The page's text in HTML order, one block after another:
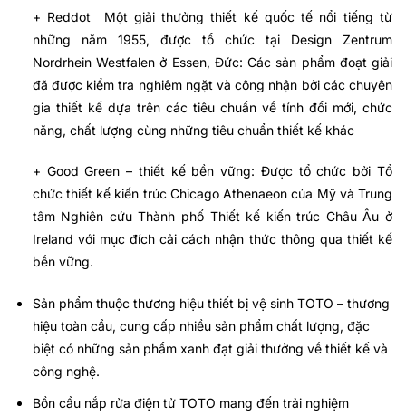
+ Reddot Một giải thưởng thiết kế quốc tế nổi tiếng từ
những năm 1955, được tổ chức tại Design Zentrum
Nordrhein Westfalen ở Essen, Đức: Các sản phẩm đoạt giải
đã được kiểm tra nghiêm ngặt và công nhận bởi các chuyên
gia thiết kế dựa trên các tiêu chuẩn về tính đổi mới, chức
năng, chất lượng cùng những tiêu chuẩn thiết kế khác
+ Good Green – thiết kế bền vững: Được tổ chức bởi Tổ
chức thiết kế kiến trúc Chicago Athenaeon của Mỹ và Trung
tâm Nghiên cứu Thành phố Thiết kế kiến trúc Châu Âu ở
Ireland với mục đích cải cách nhận thức thông qua thiết kế
bền vững.
Sản phẩm thuộc thương hiệu thiết bị vệ sinh TOTO – thương
hiệu toàn cầu, cung cấp nhiều sản phẩm chất lượng, đặc
biệt có những sản phẩm xanh đạt giải thưởng về thiết kế và
công nghệ.
Bồn cầu nắp rửa điện tử TOTO mang đến trải nghiệm